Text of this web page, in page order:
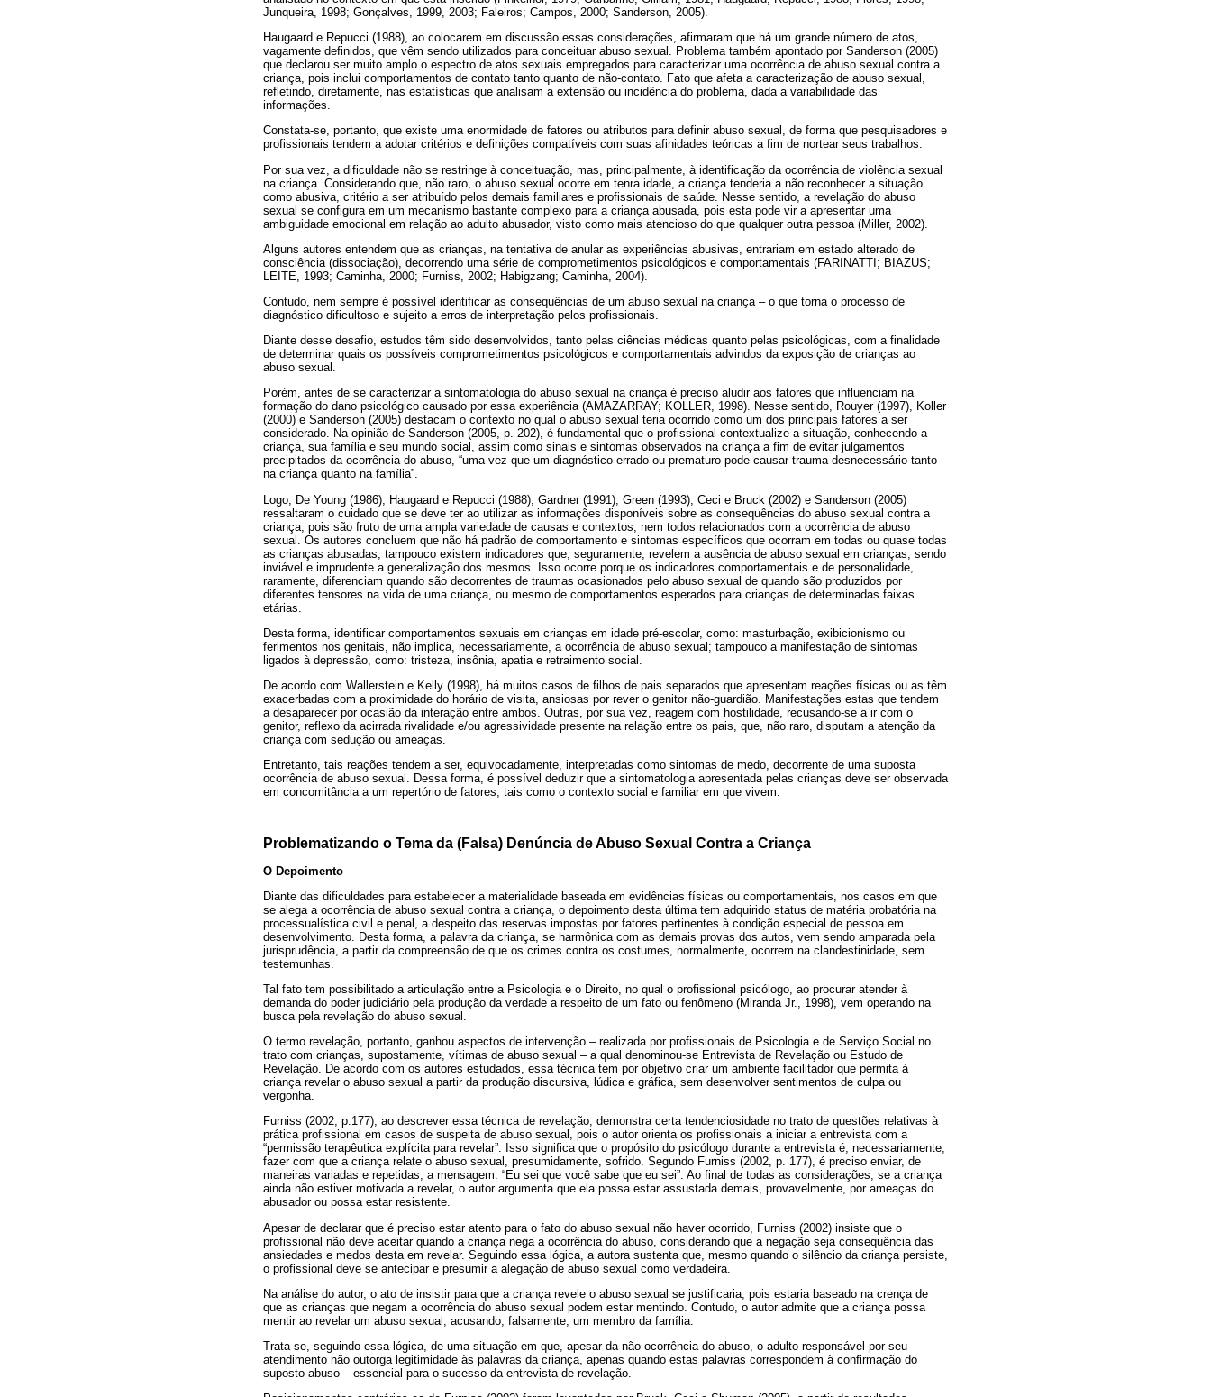
Junqueira, 1998; Gonçalves, 1999, 2003; Faleiros; Campos, 2000; Sanderson, 2005).
Haugaard e Repucci (1988), ao colocarem em discussão essas considerações, afirmaram que há um grande número de atos,
vagamente definidos, que vêm sendo utilizados para conceituar abuso sexual. Problema também apontado por Sanderson (2005)
que declarou ser muito amplo o espectro de atos sexuais empregados para caracterizar uma ocorrência de abuso sexual contra a
criança, pois inclui comportamentos de contato tanto quanto de não-contato. Fato que afeta a caracterização de abuso sexual,
refletindo, diretamente, nas estatísticas que analisam a extensão ou incidência do problema, dada a variabilidade das
informações.
Constata-se, portanto, que existe uma enormidade de fatores ou atributos para definir abuso sexual, de forma que pesquisadores e
profissionais tendem a adotar critérios e definições compatíveis com suas afinidades teóricas a fim de nortear seus trabalhos.
Por sua vez, a dificuldade não se restringe à conceituação, mas, principalmente, à identificação da ocorrência de violência sexual
na criança. Considerando que, não raro, o abuso sexual ocorre em tenra idade, a criança tenderia a não reconhecer a situação
como abusiva, critério a ser atribuído pelos demais familiares e profissionais de saúde. Nesse sentido, a revelação do abuso
sexual se configura em um mecanismo bastante complexo para a criança abusada, pois esta pode vir a apresentar uma
ambiguidade emocional em relação ao adulto abusador, visto como mais atencioso do que qualquer outra pessoa (Miller, 2002).
Alguns autores entendem que as crianças, na tentativa de anular as experiências abusivas, entrariam em estado alterado de
consciência (dissociação), decorrendo uma série de comprometimentos psicológicos e comportamentais (FARINATTI; BIAZUS;
LEITE, 1993; Caminha, 2000; Furniss, 2002; Habigzang; Caminha, 2004).
Contudo, nem sempre é possível identificar as consequências de um abuso sexual na criança – o que torna o processo de
diagnóstico dificultoso e sujeito a erros de interpretação pelos profissionais.
Diante desse desafio, estudos têm sido desenvolvidos, tanto pelas ciências médicas quanto pelas psicológicas, com a finalidade
de determinar quais os possíveis comprometimentos psicológicos e comportamentais advindos da exposição de crianças ao
abuso sexual.
Porém, antes de se caracterizar a sintomatologia do abuso sexual na criança é preciso aludir aos fatores que influenciam na
formação do dano psicológico causado por essa experiência (AMAZARRAY; KOLLER, 1998). Nesse sentido, Rouyer (1997), Koller
(2000) e Sanderson (2005) destacam o contexto no qual o abuso sexual teria ocorrido como um dos principais fatores a ser
considerado. Na opinião de Sanderson (2005, p. 202), é fundamental que o profissional contextualize a situação, conhecendo a
criança, sua família e seu mundo social, assim como sinais e sintomas observados na criança a fim de evitar julgamentos
precipitados da ocorrência do abuso, “uma vez que um diagnóstico errado ou prematuro pode causar trauma desnecessário tanto
na criança quanto na família”.
Logo, De Young (1986), Haugaard e Repucci (1988), Gardner (1991), Green (1993), Ceci e Bruck (2002) e Sanderson (2005)
ressaltaram o cuidado que se deve ter ao utilizar as informações disponíveis sobre as consequências do abuso sexual contra a
criança, pois são fruto de uma ampla variedade de causas e contextos, nem todos relacionados com a ocorrência de abuso
sexual. Os autores concluem que não há padrão de comportamento e sintomas específicos que ocorram em todas ou quase todas
as crianças abusadas, tampouco existem indicadores que, seguramente, revelem a ausência de abuso sexual em crianças, sendo
inviável e imprudente a generalização dos mesmos. Isso ocorre porque os indicadores comportamentais e de personalidade,
raramente, diferenciam quando são decorrentes de traumas ocasionados pelo abuso sexual de quando são produzidos por
diferentes tensores na vida de uma criança, ou mesmo de comportamentos esperados para crianças de determinadas faixas
etárias.
Desta forma, identificar comportamentos sexuais em crianças em idade pré-escolar, como: masturbação, exibicionismo ou
ferimentos nos genitais, não implica, necessariamente, a ocorrência de abuso sexual; tampouco a manifestação de sintomas
ligados à depressão, como: tristeza, insônia, apatia e retraimento social.
De acordo com Wallerstein e Kelly (1998), há muitos casos de filhos de pais separados que apresentam reações físicas ou as têm
exacerbadas com a proximidade do horário de visita, ansiosas por rever o genitor não-guardião. Manifestações estas que tendem
a desaparecer por ocasião da interação entre ambos. Outras, por sua vez, reagem com hostilidade, recusando-se a ir com o
genitor, reflexo da acirrada rivalidade e/ou agressividade presente na relação entre os pais, que, não raro, disputam a atenção da
criança com sedução ou ameaças.
Entretanto, tais reações tendem a ser, equivocadamente, interpretadas como sintomas de medo, decorrente de uma suposta
ocorrência de abuso sexual. Dessa forma, é possível deduzir que a sintomatologia apresentada pelas crianças deve ser observada
em concomitância a um repertório de fatores, tais como o contexto social e familiar em que vivem.
Problematizando o Tema da (Falsa) Denúncia de Abuso Sexual Contra a Criança
O Depoimento
Diante das dificuldades para estabelecer a materialidade baseada em evidências físicas ou comportamentais, nos casos em que
se alega a ocorrência de abuso sexual contra a criança, o depoimento desta última tem adquirido status de matéria probatória na
processualística civil e penal, a despeito das reservas impostas por fatores pertinentes à condição especial de pessoa em
desenvolvimento. Desta forma, a palavra da criança, se harmônica com as demais provas dos autos, vem sendo amparada pela
jurisprudência, a partir da compreensão de que os crimes contra os costumes, normalmente, ocorrem na clandestinidade, sem
testemunhas.
Tal fato tem possibilitado a articulação entre a Psicologia e o Direito, no qual o profissional psicólogo, ao procurar atender à
demanda do poder judiciário pela produção da verdade a respeito de um fato ou fenômeno (Miranda Jr., 1998), vem operando na
busca pela revelação do abuso sexual.
O termo revelação, portanto, ganhou aspectos de intervenção – realizada por profissionais de Psicologia e de Serviço Social no
trato com crianças, supostamente, vítimas de abuso sexual – a qual denominou-se Entrevista de Revelação ou Estudo de
Revelação. De acordo com os autores estudados, essa técnica tem por objetivo criar um ambiente facilitador que permita à
criança revelar o abuso sexual a partir da produção discursiva, lúdica e gráfica, sem desenvolver sentimentos de culpa ou
vergonha.
Furniss (2002, p.177), ao descrever essa técnica de revelação, demonstra certa tendenciosidade no trato de questões relativas à
prática profissional em casos de suspeita de abuso sexual, pois o autor orienta os profissionais a iniciar a entrevista com a
“permissão terapêutica explícita para revelar”. Isso significa que o propósito do psicólogo durante a entrevista é, necessariamente,
fazer com que a criança relate o abuso sexual, presumidamente, sofrido. Segundo Furniss (2002, p. 177), é preciso enviar, de
maneiras variadas e repetidas, a mensagem: “Eu sei que você sabe que eu sei”. Ao final de todas as considerações, se a criança
ainda não estiver motivada a revelar, o autor argumenta que ela possa estar assustada demais, provavelmente, por ameaças do
abusador ou possa estar resistente.
Apesar de declarar que é preciso estar atento para o fato do abuso sexual não haver ocorrido, Furniss (2002) insiste que o
profissional não deve aceitar quando a criança nega a ocorrência do abuso, considerando que a negação seja consequência das
ansiedades e medos desta em revelar. Seguindo essa lógica, a autora sustenta que, mesmo quando o silêncio da criança persiste,
o profissional deve se antecipar e presumir a alegação de abuso sexual como verdadeira.
Na análise do autor, o ato de insistir para que a criança revele o abuso sexual se justificaria, pois estaria baseado na crença de
que as crianças que negam a ocorrência do abuso sexual podem estar mentindo. Contudo, o autor admite que a criança possa
mentir ao revelar um abuso sexual, acusando, falsamente, um membro da família.
Trata-se, seguindo essa lógica, de uma situação em que, apesar da não ocorrência do abuso, o adulto responsável por seu
atendimento não outorga legitimidade às palavras da criança, apenas quando estas palavras correspondem à confirmação do
suposto abuso – essencial para o sucesso da entrevista de revelação.